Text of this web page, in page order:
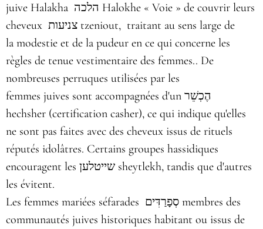
juive Halakha הלכה Halokhe « Voie » de couvrir leurs
cheveux צניעות tzeniout, traitant au sens large de
la modestie et de la pudeur en ce qui concerne les
règles de tenue vestimentaire des femmes.. De
nombreuses perruques utilisées par les
femmes juives sont accompagnées d'un הֶכְשֵׁר
hechsher (certification casher), ce qui indique qu'elles
ne sont pas faites avec des cheveux issus de rituels
réputés idolâtres. Certains groupes hassidiques
encouragent les שייטלען sheytlekh, tandis que d'autres
les évitent.
Les femmes mariées séfarades סְפָרַדִּים membres des
communautés juives historiques habitant ou issus de